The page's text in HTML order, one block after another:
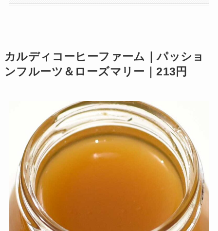
カルディコーヒーファーム｜パッショ
ンフルーツ＆ローズマリー｜213円